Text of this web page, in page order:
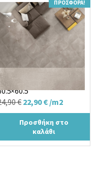
ΠΡΟΣΦΟΡΆ!
ENERGY TAUPE
€ Original
price
was:
22,90€Η
τρέχουσα
τιμή
/m2
Προσθήκη στο
καλάθι